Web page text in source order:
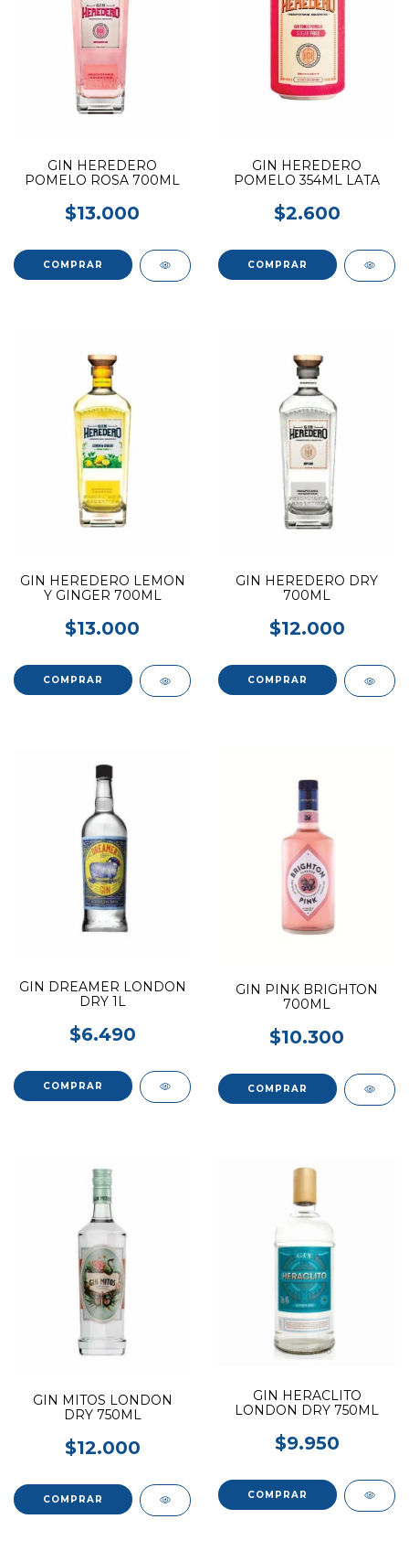
GIN HEREDERO
POMELO ROSA 700ML
$13.000
GIN HEREDERO
POMELO 354ML LATA
$2.600
GIN HEREDERO LEMON
Y GINGER 700ML
$13.000
GIN HEREDERO DRY
700ML
$12.000
GIN DREAMER LONDON
DRY 1L
$6.490
GIN PINK BRIGHTON
700ML
$10.300
GIN MITOS LONDON
DRY 750ML
$12.000
GIN HERACLITO
LONDON DRY 750ML
$9.950